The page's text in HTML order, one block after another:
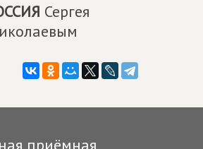
Сергея
приёмная